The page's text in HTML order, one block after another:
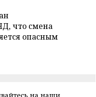
что смена
опасным